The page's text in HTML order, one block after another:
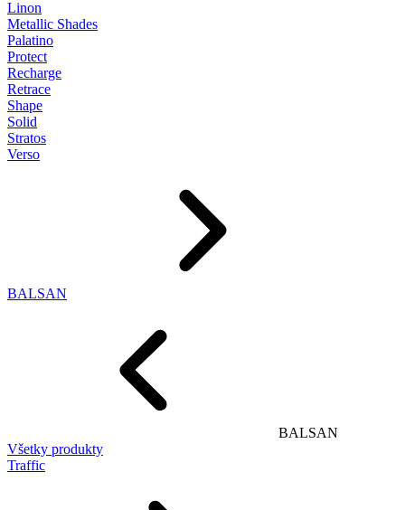
Linon
Metallic Shades
Palatino
Protect
Recharge
Retrace
Shape
Solid
Stratos
Verso
BALSAN
BALSAN
Všetky produkty
Traffic